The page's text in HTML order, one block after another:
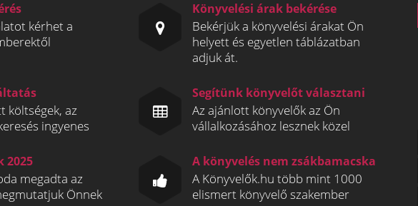
kérhet a
Könyvelési árak bekérése
Bekérjük a könyvelési árakat Ön
helyett és egyetlen táblázatban
adjuk át.
költségek, az
ingyenes
Segítünk könyvelőt választani
Az ajánlott könyvelők az Ön
vállalkozásához lesznek közel
2025
megadta az
Önnek
A könyvelés nem zsákbamacska
A Könyvelők.hu több mint 1000
elismert könyvelő szakember